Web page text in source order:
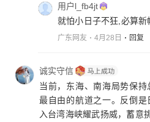
用户l_fb4jt
就怕小日子不狂,必算新
广东网友 4月28日 回复
诚实守信
当前，东海、南海局势保
最自由的航道之一。反倒
入台湾海峡耀武扬威，蓄意